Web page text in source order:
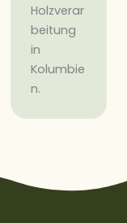
Holzverar
beitung
in
Kolumbie
n.